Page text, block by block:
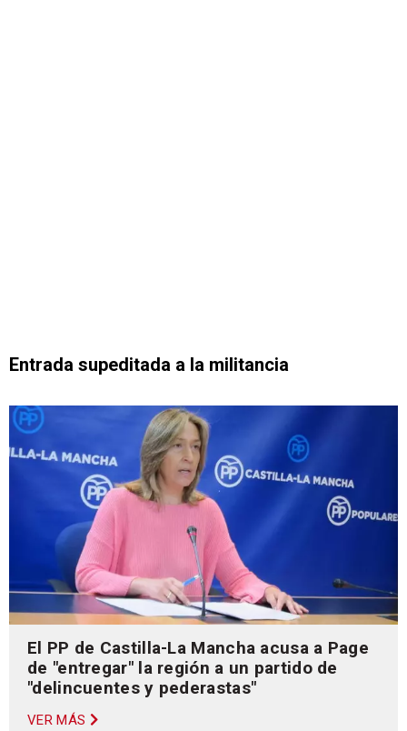
Entrada supeditada a la militancia
El PP de Castilla-La Mancha acusa a Page
de "entregar" la región a un partido de
"delincuentes y pederastas"
VER MÁS